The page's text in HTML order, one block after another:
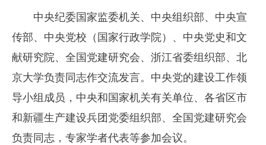
中央纪委国家监委机关、中央组织部、中央宣
传部、中央党校（国家行政学院）、中央党史和文
献研究院、全国党建研究会、浙江省委组织部、北
京大学负责同志作交流发言。中央党的建设工作领
导小组成员，中央和国家机关有关单位、各省区市
和新疆生产建设兵团党委组织部、全国党建研究会
负责同志，专家学者代表等参加会议。